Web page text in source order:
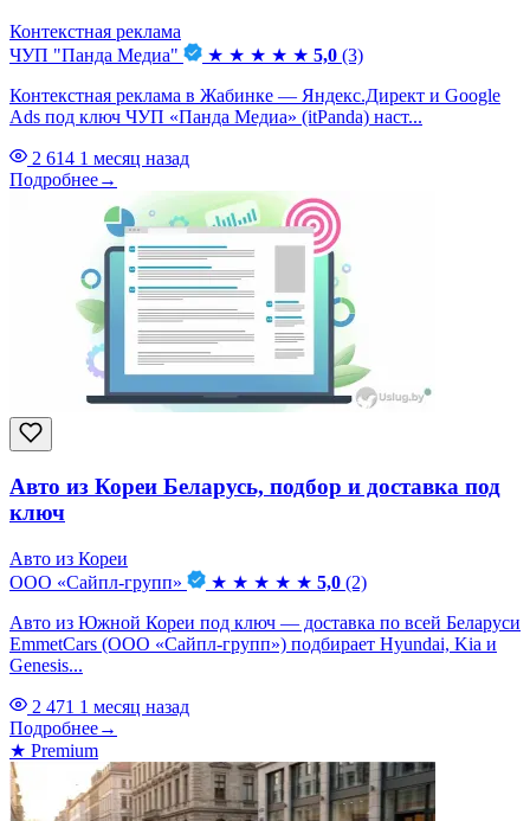
Контекстная реклама
ЧУП "Панда Медиа"
★ ★ ★ ★ ★ 5,0 (3)
Контекстная реклама в Жабинке — Яндекс.Директ и Google
Ads под ключ ЧУП «Панда Медиа» (itPanda) наст...
2 614 1 месяц назад
Подробнее→
Авто из Кореи Беларусь, подбор и доставка под
ключ
Авто из Кореи
ООО «Сайпл-групп»
★ ★ ★ ★ ★ 5,0 (2)
Авто из Южной Кореи под ключ — доставка по всей Беларуси
EmmetCars (ООО «Сайпл-групп») подбирает Hyundai, Kia и
Genesis...
2 471 1 месяц назад
Подробнее→
★ Premium